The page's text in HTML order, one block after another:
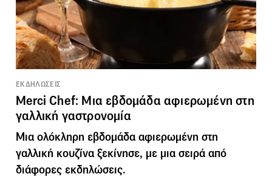
ΕΚΔΗΛΩΣΕΙΣ
Merci Chef: Μια εβδομάδα αφιερωμένη στη
γαλλική γαστρονομία
Μια ολόκληρη εβδομάδα αφιερωμένη στη
γαλλική κουζίνα ξεκίνησε, με μια σειρά από
διάφορες εκδηλώσεις.